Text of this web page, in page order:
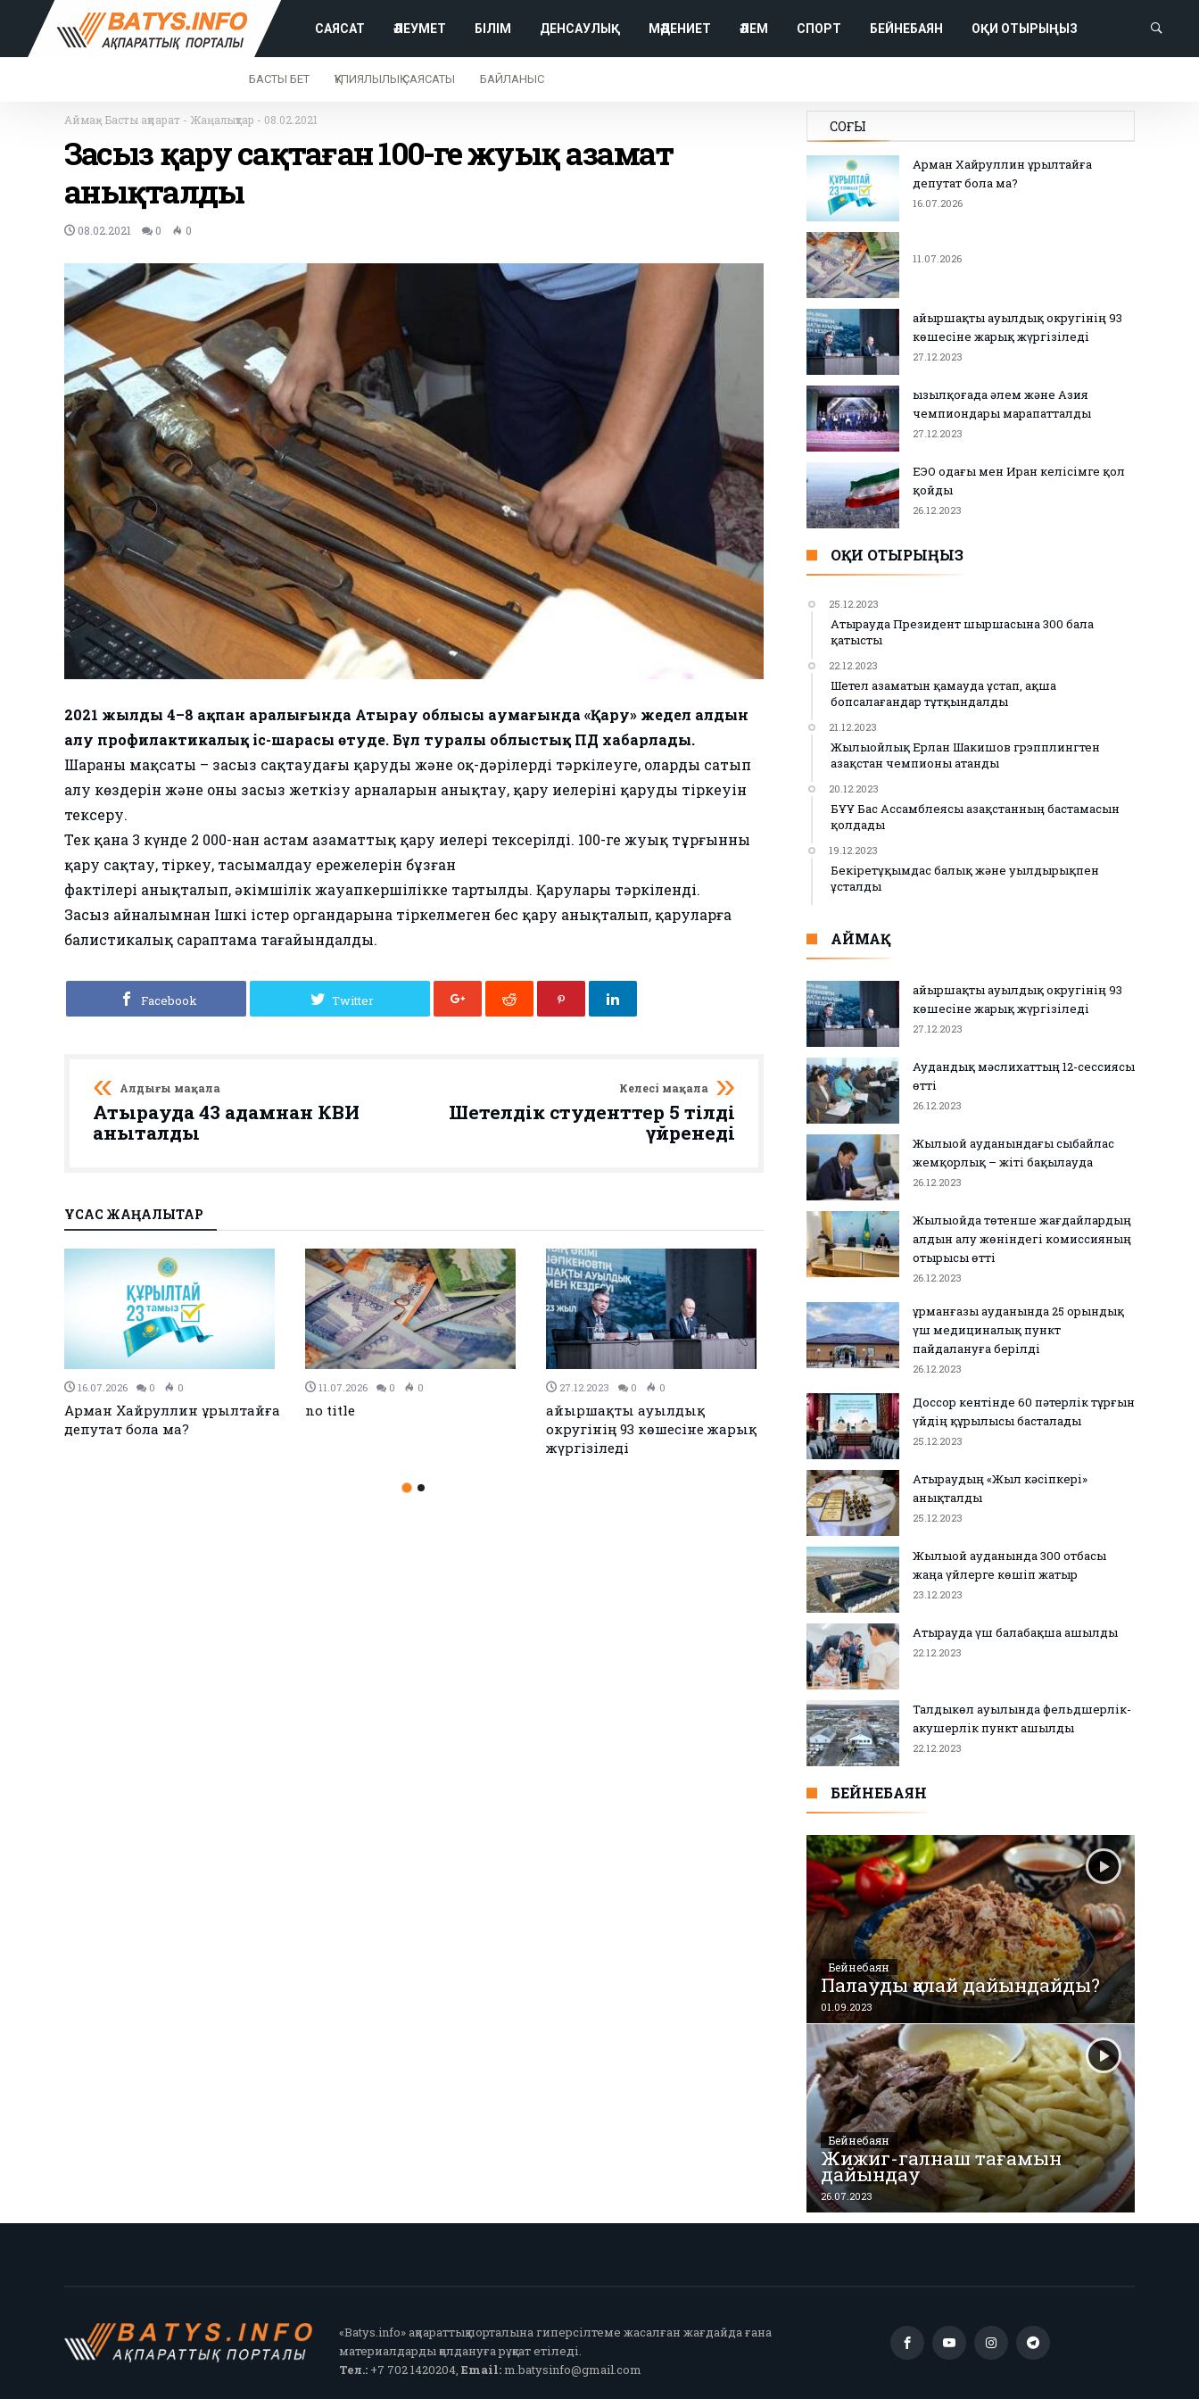
САЯСАТ ӘЛЕУМЕТ БІЛІМ ДЕНСАУЛЫҚ МӘДЕНИЕТ ӘЛЕМ СПОРТ БЕЙНЕБАЯН ОҚИ ОТЫРЫҢЫЗ
БАСТЫ БЕТ ҚҰПИЯЛЫЛЫҚ САЯСАТЫ БАЙЛАНЫС
Аймақ- Басты ақпарат - Жаңалықтар - 08.02.2021
Заңсыз қару сақтаған 100-ге жуық азамат
анықталды
08.02.2021 0 0
2021 жылдың 4–8 ақпан аралығында Атырау облысы аумағында «Қару» жедел алдын
алу профилактикалық іс-шарасы өтуде. Бұл туралы облыстық ПД хабарлады.
Шараның мақсаты – заңсыз сақтаудағы қаруды және оқ-дәрілерді тәркілеуге, оларды сатып
алу көздерін және оны заңсыз жеткізу арналарын анықтау, қару иелерінің қаруды тіркеуін
тексеру.
Тек қана 3 күнде 2 000-нан астам азаматтық қару иелері тексерілді. 100-ге жуық тұрғынның
қару сақтау, тіркеу, тасымалдау ережелерін бұзған
фактілері анықталып, әкімшілік жауапкершілікке тартылды. Қарулары тәркіленді.
Заңсыз айналымнан Ішкі істер органдарына тіркелмеген бес қару анықталып, қаруларға
балистикалық сараптама тағайындалды.
Facebook Twitter
Алдыңғы мақала
Атырауда 43 адамнан КВИ
анықталды
Келесі мақала
Шетелдік студенттер 5 тілді
үйренеді
ҰҚСАС ЖАҢАЛЫҚТАР
27.12.2023 0
Қызылқоғада әлем және Азия
чемпиондары марапатталды
26.12.2023 0
ЕЭО одағы мен Иран келісімге
26.12.2023 0
Аудандық мәслихаттың 12-
сессиясы өтті
СОҢҒЫ
Арман Хайруллин Құрылтайға
депутат бола ма?
16.07.2026
11.07.2026
Қайыршақты ауылдық округінің 93
көшесіне жарық жүргізіледі
27.12.2023
Қызылқоғада әлем және Азия
чемпиондары марапатталды
27.12.2023
ЕЭО одағы мен Иран келісімге қол
қойды
26.12.2023
ОҚИ ОТЫРЫҢЫЗ
25.12.2023
Атырауда Президент шыршасына 300 бала
қатысты
22.12.2023
Шетел азаматын қамауда ұстап, ақша
бопсалағандар тұтқындалды
21.12.2023
Жылыойлық Ерлан Шакишов грэпплингтен
Қазақстан чемпионы атанды
20.12.2023
БҰҰ Бас Ассамблеясы Қазақстанның бастамасын
қолдады
19.12.2023
Бекіретұқымдас балық және уылдырықпен
ұсталды
АЙМАҚ
Қайыршақты ауылдық округінің 93
көшесіне жарық жүргізіледі
27.12.2023
Аудандық мәслихаттың 12-сессиясы
өтті
26.12.2023
Жылыой ауданындағы сыбайлас
жемқорлық – жіті бақылауда
26.12.2023
Жылыойда төтенше жағдайлардың
алдын алу жөніндегі комиссияның
отырысы өтті
26.12.2023
Құрманғазы ауданында 25 орындық
үш медициналық пункт
пайдалануға берілді
26.12.2023
Доссор кентінде 60 пәтерлік тұрғын
үйдің құрылысы басталады
25.12.2023
Атыраудың «Жыл кәсіпкері»
анықталды
25.12.2023
Жылыой ауданында 300 отбасы
жаңа үйлерге көшіп жатыр
23.12.2023
Атырауда үш балабақша ашылды
22.12.2023
Талдыкөл ауылында фельдшерлік-
акушерлік пункт ашылды
22.12.2023
БЕЙНЕБАЯН
Бейнебаян
Палауды қалай дайындайды?
01.09.2023
Бейнебаян
Жижиг-галнаш тағамын
дайындау
26.07.2023
«Batys.info» ақпараттық порталына гиперсілтеме жасалған жағдайда ғана
материалдарды қолдануға рұқсат етіледі.
Тел.:+7 702 1420204, Email:m.batysinfo@gmail.com